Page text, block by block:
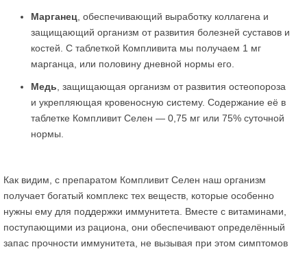
Марганец , обеспечивающий выработку коллагена и
защищающий организм от развития болезней суставов и
костей. С таблеткой Компливита мы получаем 1 мг
марганца, или половину дневной нормы его.
Медь , защищающая организм от развития остеопороза
и укрепляющая кровеносную систему. Содержание её в
таблетке Компливит Селен — 0,75 мг или 75% суточной
нормы.
Как видим, с препаратом Компливит Селен наш организм
получает богатый комплекс тех веществ, которые особенно
нужны ему для поддержки иммунитета. Вместе с витаминами,
поступающими из рациона, они обеспечивают определённый
запас прочности иммунитета, не вызывая при этом симптомов